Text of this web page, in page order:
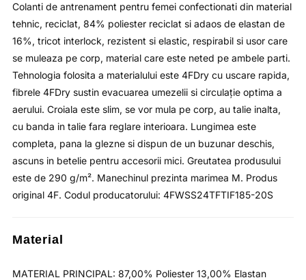
interior
Colanti de antrenament pentru femei confectionati din material
tehnic, reciclat, 84% poliester reciclat si adaos de elastan de
16%, tricot interlock, rezistent si elastic, respirabil si usor care
se muleaza pe corp, material care este neted pe ambele parti.
Tehnologia folosita a materialului este 4FDry cu uscare rapida,
fibrele 4FDry sustin evacuarea umezelii si circulaţie optima a
aerului. Croiala este slim, se vor mula pe corp, au talie inalta,
cu banda in talie fara reglare interioara. Lungimea este
completa, pana la glezne si dispun de un buzunar deschis,
ascuns in betelie pentru accesorii mici. Greutatea produsului
este de 290 g/m². Manechinul prezinta marimea M. Produs
original 4F. Codul producatorului: 4FWSS24TFTIF185-20S
Material
MATERIAL PRINCIPAL: 87,00% Poliester 13,00% Elastan